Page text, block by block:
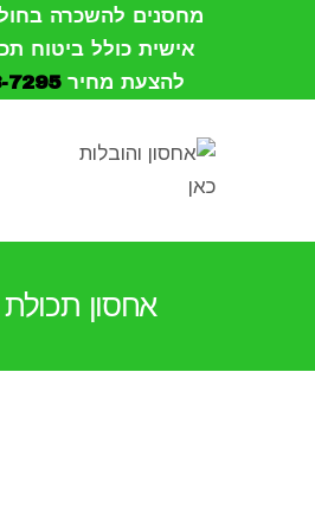
מחסנים להשכרה
אישית כולל ביטוח
להצעת מחיר7295
אחסון תכולת
הובלות